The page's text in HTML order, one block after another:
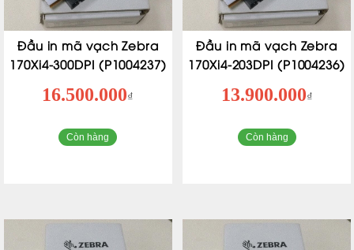
Đầu in mã vạch Zebra
170Xi4-300DPI (P1004237)
16.500.000₫
Còn hàng
Đầu in mã vạch Zebra
170Xi4-203DPI (P1004236)
13.900.000₫
Còn hàng